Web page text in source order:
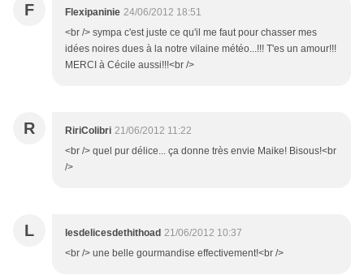
F Flexipaninie 24/06/2012 18:51
<br /> sympa c'est juste ce qu'il me faut pour chasser mes
idées noires dues à la notre vilaine météo...!!! T'es un amour!!!
MERCI à Cécile aussi!!!<br />
R RiriColibri 21/06/2012 11:22
<br /> quel pur délice... ça donne très envie Maike! Bisous!<br
/>
L lesdelicesdethithoad 21/06/2012 10:37
<br /> une belle gourmandise effectivement!<br />